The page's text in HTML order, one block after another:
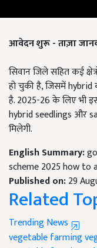
आवेदन शुरू - ताज़ा
सिवान जिले सहित कई
हो चुकी है, जिसमें hybrid
है. 2025-26 के लिए भी
hybrid seedlings और
मिलेगी.
English Summary:
scheme 2025 how to
Published on:29
Related
Trending News
vegetable farming